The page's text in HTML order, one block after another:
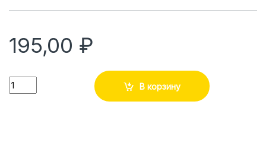
195,00 ₽
Количество
В корзину